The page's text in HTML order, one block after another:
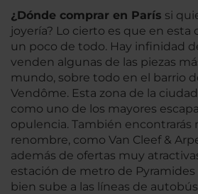
¿Dónde comprar en París si
joyería? Lo cierto es que en esta
un poco de todo. Hay infinidad
venden algunas de las piezas
mundo, sobre todo en el barrio
Vendôme. Esta zona de la
como uno de los mayores
opulencia. También encontrarás
renombre, como Van Cleef &
además de ofertas muy
estación de metro de Pyramides
bien sube a las líneas de autobús